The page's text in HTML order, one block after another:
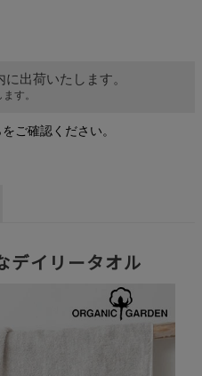
出荷いたします。
す。
ご確認ください。
デイリータオル